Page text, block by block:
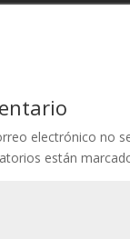
electrónico no
están